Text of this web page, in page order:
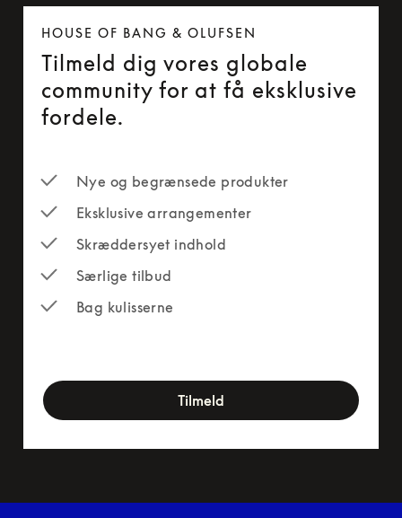
HOUSE OF BANG & OLUFSEN
Tilmeld dig vores globale
community for at få eksklusive
fordele.
Nye og begrænsede produkter
Eksklusive arrangementer
Skræddersyet indhold
Særlige tilbud
Bag kulisserne
Tilmeld